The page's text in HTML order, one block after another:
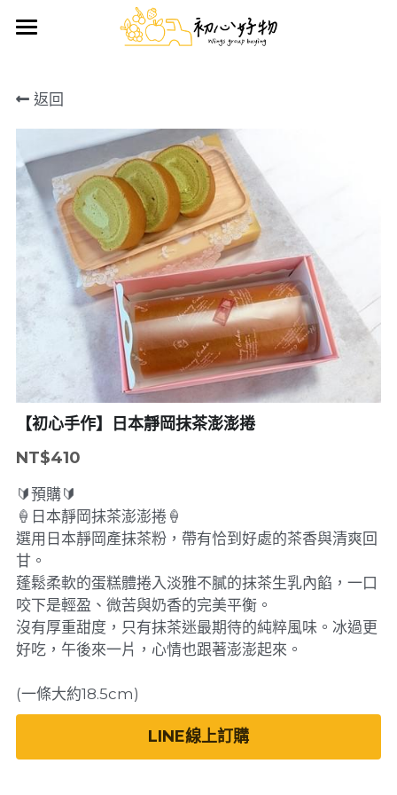
手做蛋糕
好物推薦
日用雜貨
生鮮/熟食/零嘴
鮮果禮盒
搜索
前往官方LINE訂購
返回
【初心手作】日本靜岡抹茶澎澎捲
NT$410
🔰預購🔰
🍦日本靜岡抹茶澎澎捲🍦
選用日本靜岡產抹茶粉，帶有恰到好處的茶香與清爽回
甘。
蓬鬆柔軟的蛋糕體捲入淡雅不膩的抹茶生乳內餡，一口
咬下是輕盈、微苦與奶香的完美平衡。
沒有厚重甜度，只有抹茶迷最期待的純粹風味。冰過更
好吃，午後來一片，心情也跟著澎澎起來。
(一條大約18.5cm)
LINE線上訂購